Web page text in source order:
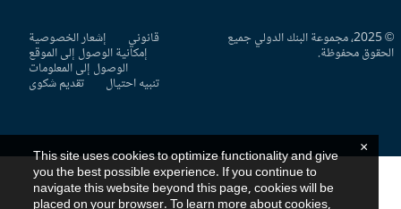
© 2025، مجموعة البنك الدولي جميع
محفوظة.
قانوني إشعار الخصوصية
إمكانية الوصول إلى الموقع
الوصول إلى المعلومات
تنبيه احتيال تقديم شكوى
This site uses cookies to optimize functionality and give
you the best possible experience. If you continue to
navigate this website beyond this page, cookies will be